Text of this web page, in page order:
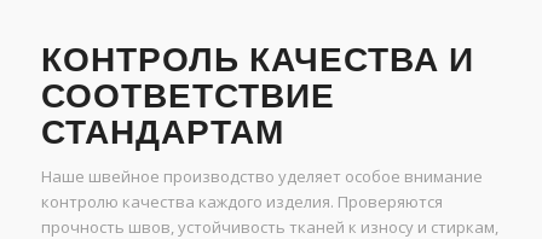
КОНТРОЛЬ КАЧЕСТВА И
СООТВЕТСТВИЕ
СТАНДАРТАМ
Наше швейное производство уделяет особое внимание
контролю качества каждого изделия. Проверяются
прочность швов, устойчивость тканей к износу и стиркам,